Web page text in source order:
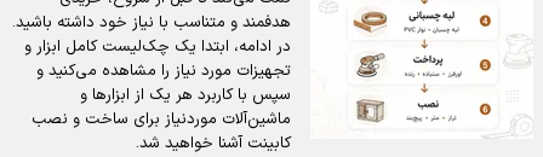
هدفمند و متناسب با نیاز خود داشته باشید.
در ادامه، ابتدا یک چک‌لیست کامل ابزار و
تجهیزات مورد نیاز را مشاهده می‌کنید و
سپس با کاربرد هر یک از ابزارها و
ماشین‌آلات موردنیاز برای ساخت و نصب
کابینت آشنا خواهید شد.